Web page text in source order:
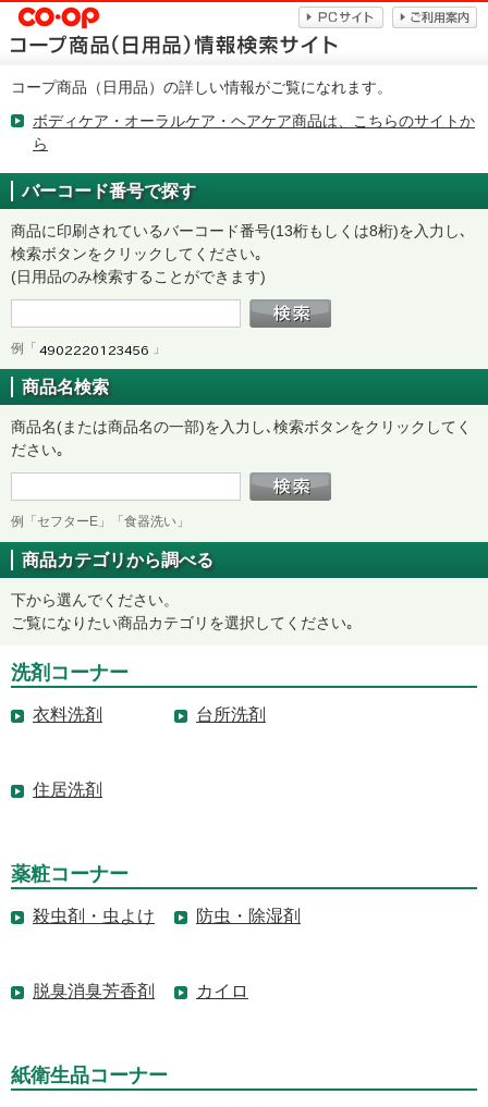
コープ商品（日用品）の詳しい情報がご覧になれます。
ボディケア・オーラルケア・ヘアケア商品は、こちらのサイトか
ら
バーコード番号で探す
商品に印刷されているバーコード番号(13桁もしくは8桁)を入力し､
検索ボタンをクリックしてください｡
(日用品のみ検索することができます)
例「 」
商品名検索
商品名(または商品名の一部)を入力し､検索ボタンをクリックしてく
ださい｡
例「セフターE」「食器洗い」
商品カテゴリから調べる
下から選んでください。
ご覧になりたい商品カテゴリを選択してください｡
洗剤コーナー
衣料洗剤 台所洗剤
住居洗剤
薬粧コーナー
殺虫剤・虫よけ 防虫・除湿剤
脱臭消臭芳香剤 カイロ
紙衛生品コーナー